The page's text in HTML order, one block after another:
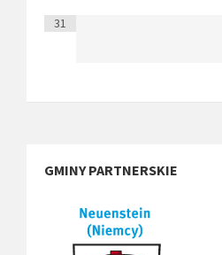
31
GMINY PARTNERSKIE